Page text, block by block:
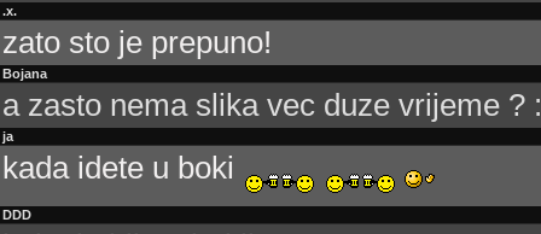
.x.
zato sto je prepuno!
Bojana
a zasto nema slika vec duze vrijeme ?
ja
kada idete u boki
DDD